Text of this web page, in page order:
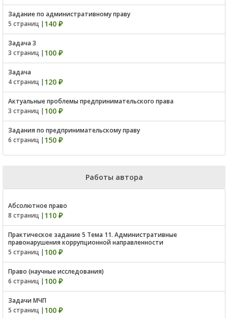
Задание по административному праву
5 страниц | 140 ₽
Задача 3
3 страниц | 100 ₽
Задача
4 страниц | 120 ₽
Актуальные проблемы предпринимательского права
3 страниц | 100 ₽
Задания по предпринимательскому праву
6 страниц | 150 ₽
Работы автора
Абсолютное право
8 страниц | 110 ₽
Практическое задание 5 Тема 11. Административные
правонарушения коррупционной направленности
5 страниц | 100 ₽
Право (научные исследования)
6 страниц | 100 ₽
Задачи МЧП
5 страниц | 100 ₽